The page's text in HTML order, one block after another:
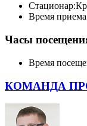
Стационар:
Время
Часы
Время
КОМАНДА